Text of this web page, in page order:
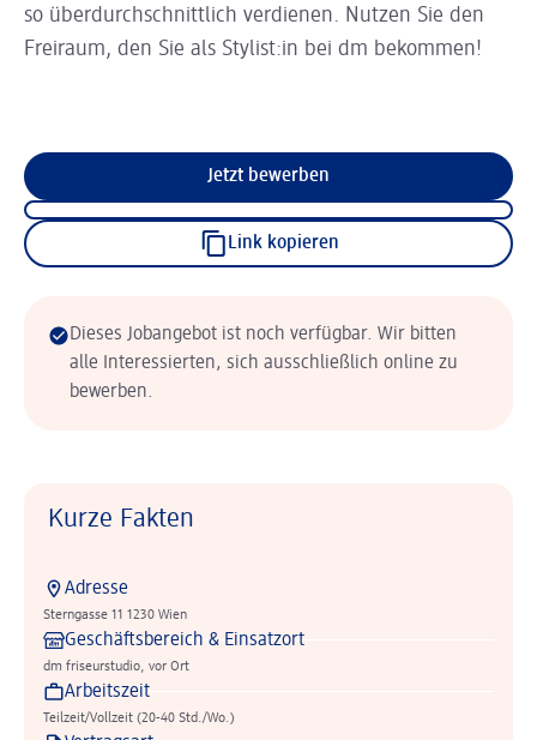
so überdurchschnittlich verdienen. Nutzen Sie den
Freiraum, den Sie als Stylist:in bei dm bekommen!
Jetzt bewerben
Link kopieren
Dieses Jobangebot ist noch verfügbar. Wir bitten
alle Interessierten, sich ausschließlich online zu
bewerben.
Kurze Fakten
Adresse
Sterngasse 11 1230 Wien
Geschäftsbereich & Einsatzort
dm friseurstudio, vor Ort
Arbeitszeit
Teilzeit/Vollzeit (20-40 Std./Wo.)